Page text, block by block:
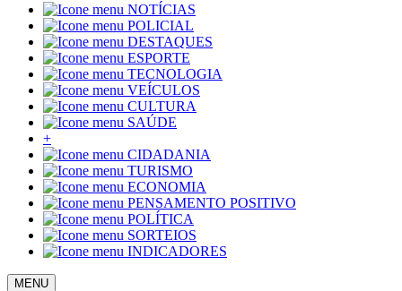
NOTÍCIAS
POLICIAL
DESTAQUES
ESPORTE
TECNOLOGIA
VEÍCULOS
CULTURA
SAÚDE
+
CIDADANIA
TURISMO
ECONOMIA
PENSAMENTO POSITIVO
POLÍTICA
SORTEIOS
INDICADORES
MENU